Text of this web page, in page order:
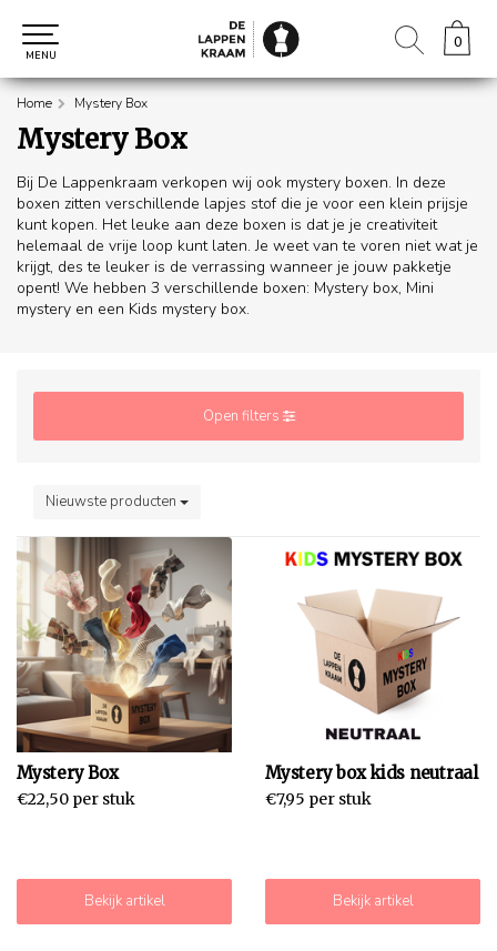
0
0
MENU
Home Mystery Box
Mystery Box
Bij De Lappenkraam verkopen wij ook mystery boxen. In deze
boxen zitten verschillende lapjes stof die je voor een klein prijsje
kunt kopen. Het leuke aan deze boxen is dat je je creativiteit
helemaal de vrije loop kunt laten. Je weet van te voren niet wat je
krijgt, des te leuker is de verrassing wanneer je jouw pakketje
opent! We hebben 3 verschillende boxen: Mystery box, Mini
mystery en een Kids mystery box.
Open filters
Nieuwste producten
Mystery Box
€22,50 per stuk
Bekijk artikel
Mystery box kids neutraal
€7,95 per stuk
Bekijk artikel